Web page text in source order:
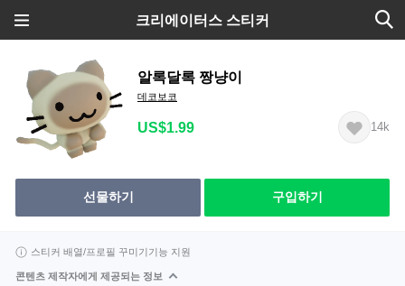
크리에이터스 스티커
알록달록 짱냥이
데코보코
US$1.99 14k
선물하기 구입하기
스티커 배열/프로필 꾸미기기능 지원
콘텐츠 제작자에게 제공되는 정보